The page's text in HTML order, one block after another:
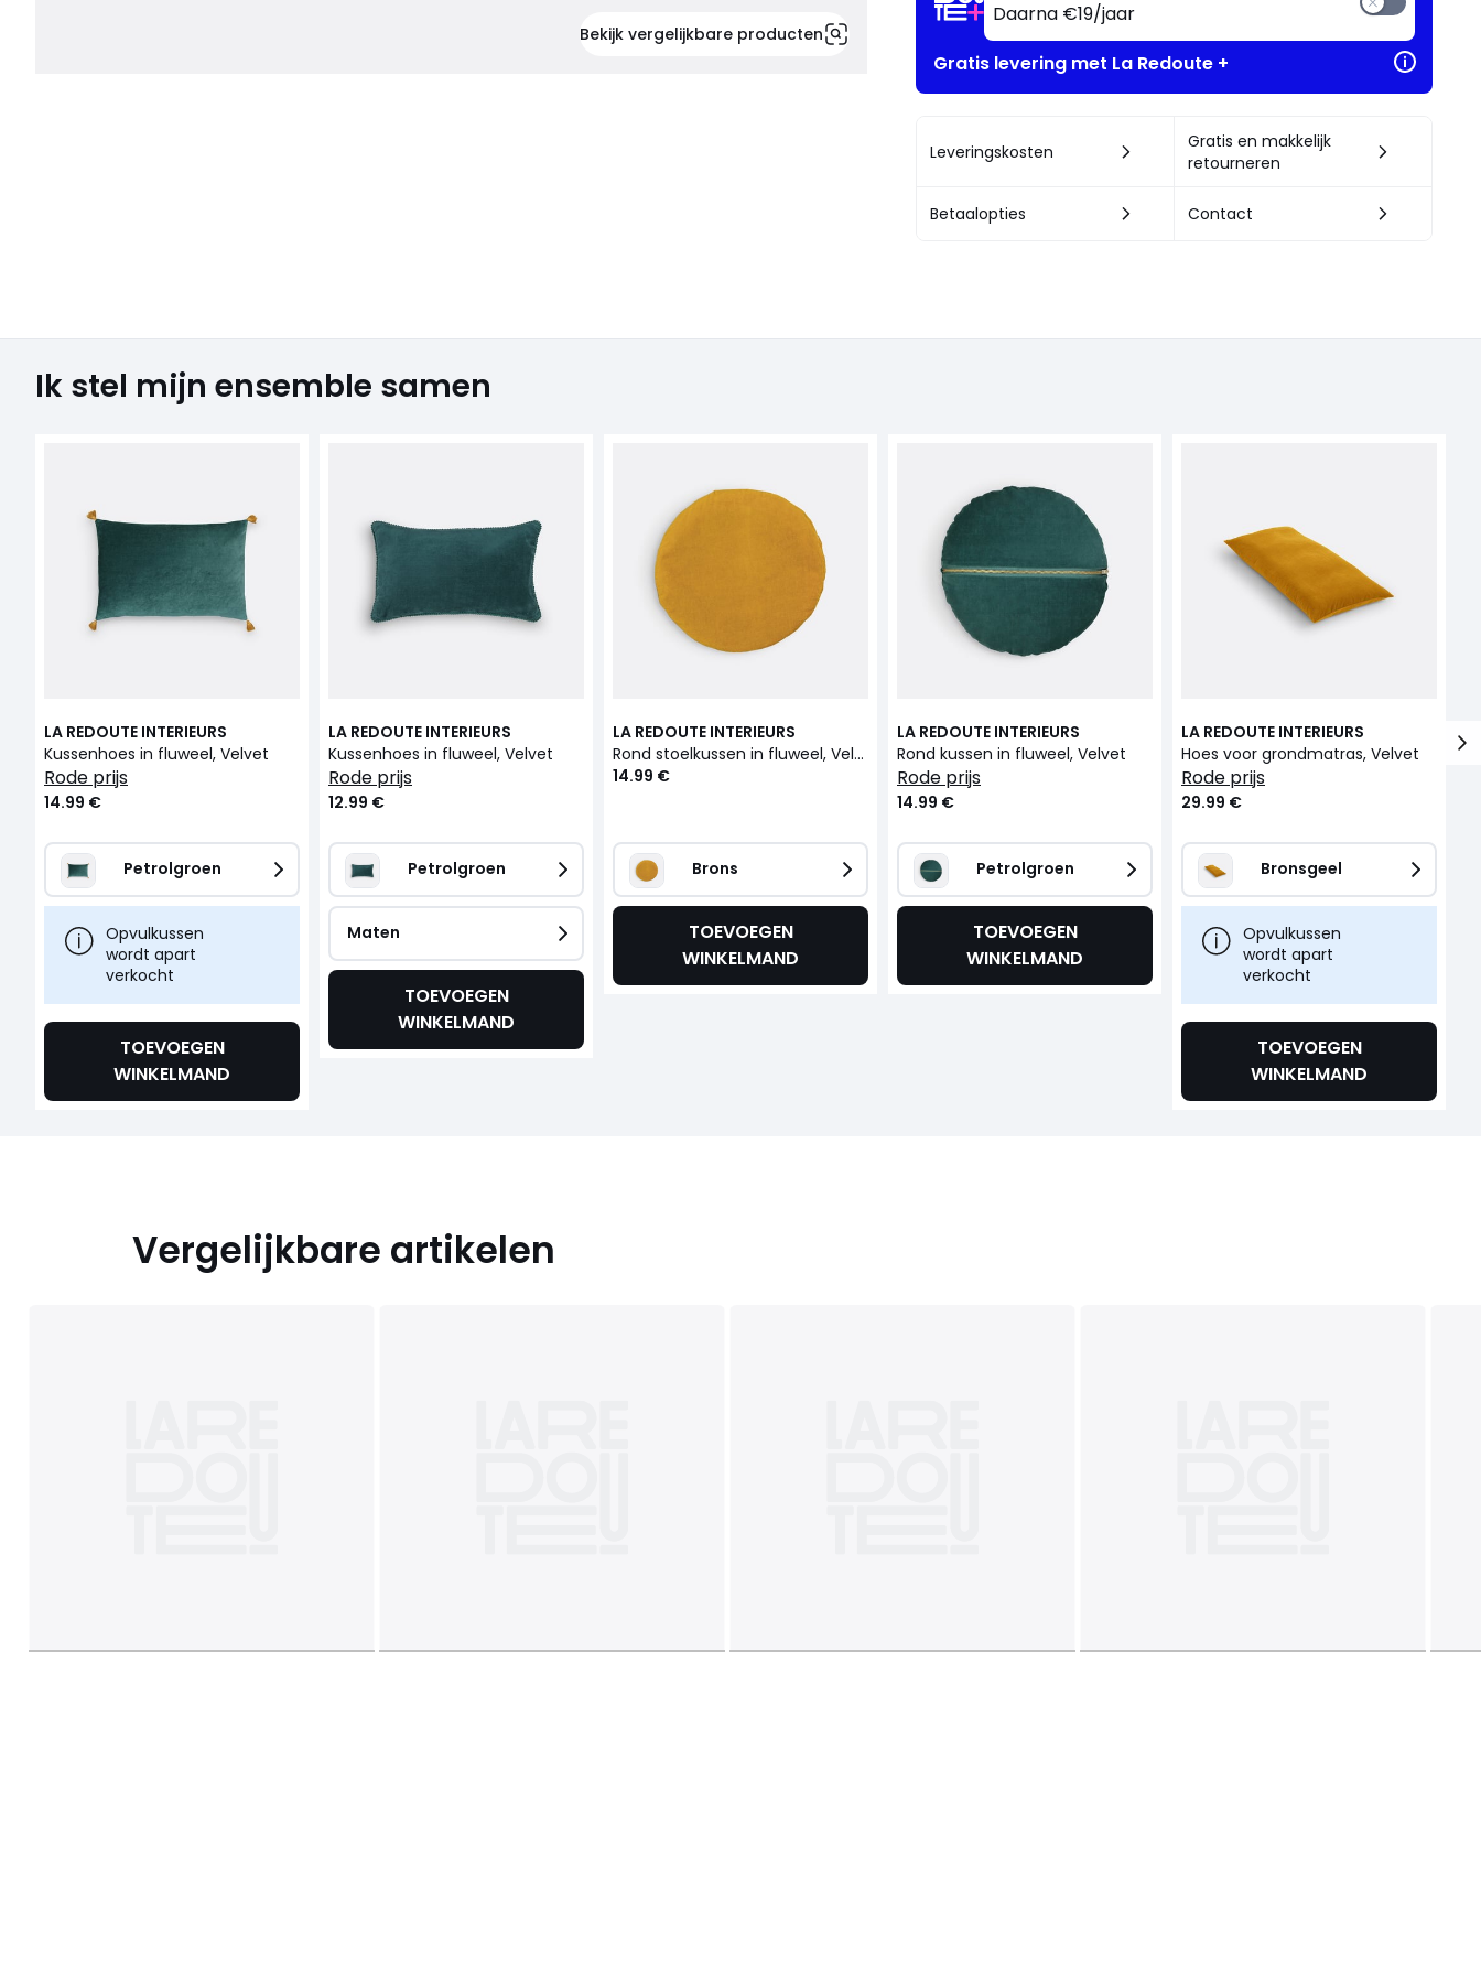
Bekijk vergelijkbare producten
Daarna €19/jaar
Gratis levering met La Redoute +
Leveringskosten
Gratis en makkelijk
retourneren
Betaalopties Contact
Ik stel mijn ensemble samen
LA REDOUTE INTERIEURS
Kussenhoes in fluweel, Velvet
rode prijs
14.99 €
Petrolgroen
Opvulkussen
wordt apart
verkocht
TOEVOEGEN
WINKELMAND
LA REDOUTE INTERIEURS
Kussenhoes in fluweel, Velvet
rode prijs
12.99 €
Petrolgroen
Maten
TOEVOEGEN
WINKELMAND
LA REDOUTE INTERIEURS
Rond stoelkussen in fluweel, Velvet
14.99 €
Brons
TOEVOEGEN
WINKELMAND
LA REDOUTE INTERIEURS
Rond kussen in fluweel, Velvet
rode prijs
14.99 €
Petrolgroen
TOEVOEGEN
WINKELMAND
LA REDOUTE INTERIEURS
Hoes voor grondmatras, Velvet
rode prijs
29.99 €
Bronsgeel
Opvulkussen
wordt apart
verkocht
TOEVOEGEN
WINKELMAND
Vergelijkbare artikelen